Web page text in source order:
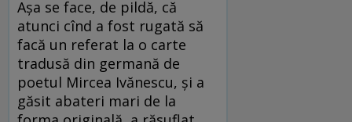
Aşa se face, de pildă, că
atunci cînd a fost rugată să
facă un referat la o carte
tradusă din germană de
poetul Mircea Ivănescu, şi a
găsit abateri mari de la